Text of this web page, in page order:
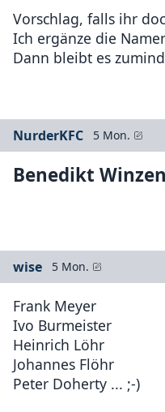
Vorschlag, falls ihr
Ich ergänze die
Dann bleibt es
NurderKFC 5 Mon.
Benedikt Winzen
wise 5 Mon.
Frank Meyer
Ivo Burmeister
Heinrich Löhr
Johannes Flöhr
Peter Doherty ... ;-)